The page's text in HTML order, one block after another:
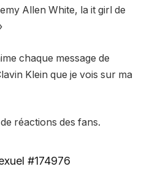
Allen White, la it girl de
chaque message de
Klein que je vois sur ma
réactions des fans.
#174976